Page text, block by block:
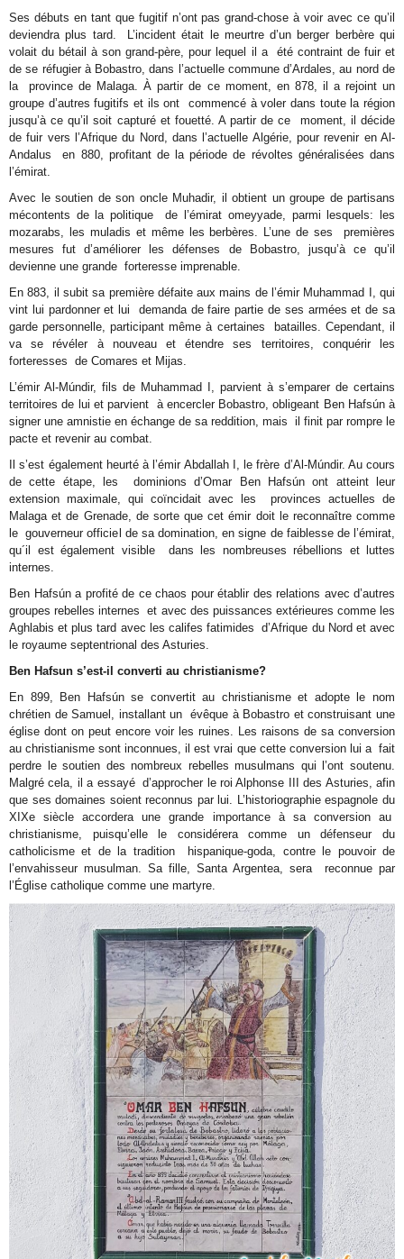
Ses débuts en tant que fugitif n’ont pas grand-chose à voir avec ce qu’il
deviendra plus tard. L’incident était le meurtre d’un berger berbère qui
volait du bétail à son grand-père, pour lequel il a été contraint de fuir et
de se réfugier à Bobastro, dans l’actuelle commune d’Ardales, au nord de
la province de Malaga. À partir de ce moment, en 878, il a rejoint un
groupe d’autres fugitifs et ils ont commencé à voler dans toute la région
jusqu’à ce qu’il soit capturé et fouetté. A partir de ce moment, il décide
de fuir vers l’Afrique du Nord, dans l’actuelle Algérie, pour revenir en Al-
Andalus en 880, profitant de la période de révoltes généralisées dans
l’émirat.
Avec le soutien de son oncle Muhadir, il obtient un groupe de partisans
mécontents de la politique de l’émirat omeyyade, parmi lesquels: les
mozarabs, les muladis et même les berbères. L’une de ses premières
mesures fut d’améliorer les défenses de Bobastro, jusqu’à ce qu’il
devienne une grande forteresse imprenable.
En 883, il subit sa première défaite aux mains de l’émir Muhammad I, qui
vint lui pardonner et lui demanda de faire partie de ses armées et de sa
garde personnelle, participant même à certaines batailles. Cependant, il
va se révéler à nouveau et étendre ses territoires, conquérir les
forteresses de Comares et Mijas.
L’émir Al-Múndir, fils de Muhammad I, parvient à s’emparer de certains
territoires de lui et parvient à encercler Bobastro, obligeant Ben Hafsún à
signer une amnistie en échange de sa reddition, mais il finit par rompre le
pacte et revenir au combat.
Il s’est également heurté à l’émir Abdallah I, le frère d’Al-Múndir. Au cours
de cette étape, les dominions d’Omar Ben Hafsún ont atteint leur
extension maximale, qui coïncidait avec les provinces actuelles de
Malaga et de Grenade, de sorte que cet émir doit le reconnaître comme
le gouverneur officiel de sa domination, en signe de faiblesse de l’émirat,
qu´il est également visible dans les nombreuses rébellions et luttes
internes.
Ben Hafsún a profité de ce chaos pour établir des relations avec d’autres
groupes rebelles internes et avec des puissances extérieures comme les
Aghlabis et plus tard avec les califes fatimides d’Afrique du Nord et avec
le royaume septentrional des Asturies.
Ben Hafsun s’est-il converti au christianisme?
En 899, Ben Hafsún se convertit au christianisme et adopte le nom
chrétien de Samuel, installant un évêque à Bobastro et construisant une
église dont on peut encore voir les ruines. Les raisons de sa conversion
au christianisme sont inconnues, il est vrai que cette conversion lui a fait
perdre le soutien des nombreux rebelles musulmans qui l’ont soutenu.
Malgré cela, il a essayé d’approcher le roi Alphonse III des Asturies, afin
que ses domaines soient reconnus par lui. L’historiographie espagnole du
XIXe siècle accordera une grande importance à sa conversion au
christianisme, puisqu’elle le considérera comme un défenseur du
catholicisme et de la tradition hispanique-goda, contre le pouvoir de
l’envahisseur musulman. Sa fille, Santa Argentea, sera reconnue par
l’Église catholique comme une martyre.